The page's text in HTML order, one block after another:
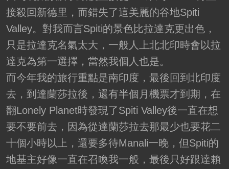
接殺回新德里，而錯失了這美麗的谷地Spiti
Valley。對我而言Spiti的景色比拉達克更出色，
只是拉達克名氣太大，一般人上北北印時會以拉
達克為第一選擇，當然我個人也是。
而今年我的旅行重點是南印度，最後回到北印度
去，到達蘭莎拉後，還有半個月機票才到期，在
翻Lonely Planet時發現了Spiti Valley後一直在想
要不要前去，因為從達蘭莎拉去那最少也要花二
十個小時以上，還要多待Manali一晚，但Spiti的
地基主好像一直在召喚我一般，最後只好跟達賴